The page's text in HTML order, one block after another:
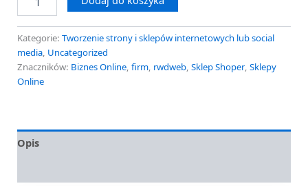
Kategorie: Tworzenie strony i sklepów internetowych lub social
media, Uncategorized
Znaczników: Biznes Online, firm, rwdweb, Sklep Shoper, Sklepy
Online
Opis